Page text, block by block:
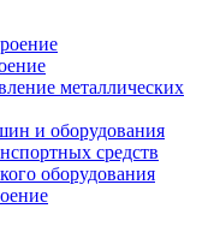
металлических
и оборудования
средств
оборудования